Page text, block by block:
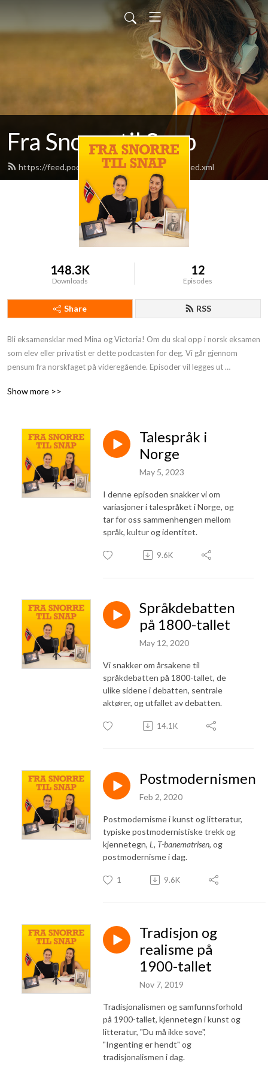
Fra Snorre til Snap
https://feed.podbean.com/frasnorretilsnap/feed.xml
148.3K
Downloads
12
Episodes
Share RSS
Bli eksamensklar med Mina og Victoria! Om du skal opp i norsk eksamen
som elev eller privatist er dette podcasten for deg. Vi går gjennom
pensum fra norskfaget på videregående. Episoder vil legges ut
Show more >>
Talespråk i
Norge
May 5, 2023
I denne episoden snakker vi om
variasjoner i talespråket i Norge, og
tar for oss sammenhengen mellom
språk, kultur og identitet.
9.6K
Språkdebatten
på 1800-tallet
May 12, 2020
Vi snakker om årsakene til
språkdebatten på 1800-tallet, de
ulike sidene i debatten, sentrale
aktører, og utfallet av debatten.
14.1K
Postmodernismen
Feb 2, 2020
Postmodernisme i kunst og litteratur,
typiske postmodernistiske trekk og
kjennetegn, L, T-banematrisen, og
postmodernisme i dag.
1 9.6K
Tradisjon og
realisme på
1900-tallet
Nov 7, 2019
Tradisjonalismen og samfunnsforhold
på 1900-tallet, kjennetegn i kunst og
litteratur, "Du må ikke sove",
"Ingenting er hendt" og
tradisjonalismen i dag.